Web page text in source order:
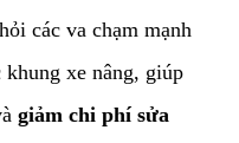
các va chạm mạnh
xe nâng, giúp
giảm chi phí sửa